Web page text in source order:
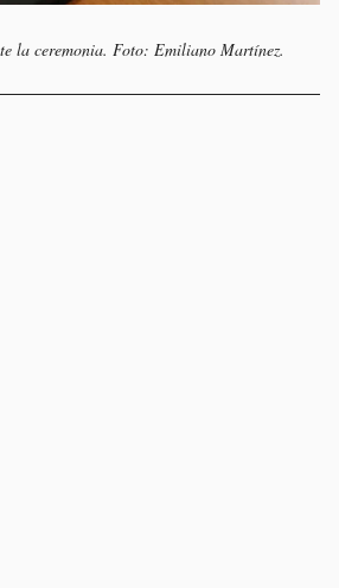
la ceremonia. Foto: Emiliano Martínez.